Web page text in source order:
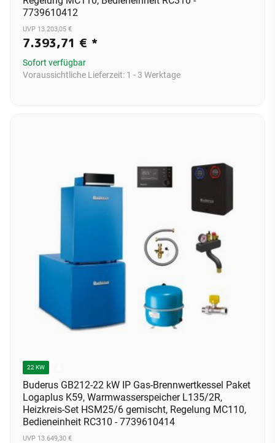
7739610412
UVP 13.203,05 €
7.393,71 € *
Sofort verfügbar
Voraussichtliche Lieferzeit: 1 - 3 Werktage
22 KW
Buderus GB212-22 kW IP Gas-Brennwertkessel Paket
Logaplus K59, Warmwasserspeicher L135/2R,
Heizkreis-Set HSM25/6 gemischt, Regelung MC110,
Bedieneinheit RC310 - 7739610414
UVP 13.649,30 €